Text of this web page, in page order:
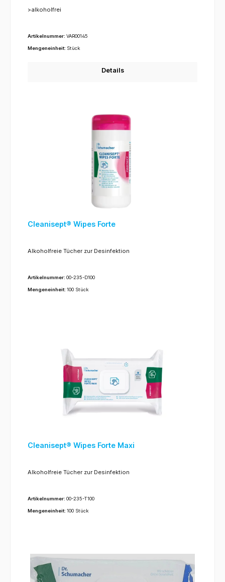
>alkoholfrei
Artikelnummer: VAR00145
Mengeneinheit: Stück
Details
Cleanisept® Wipes Forte
Alkoholfreie Tücher zur Desinfektion
Artikelnummer: 00-235-D100
Mengeneinheit: 100 Stück
Cleanisept® Wipes Forte Maxi
Alkoholfreie Tücher zur Desinfektion
Artikelnummer: 00-235-T100
Mengeneinheit: 100 Stück